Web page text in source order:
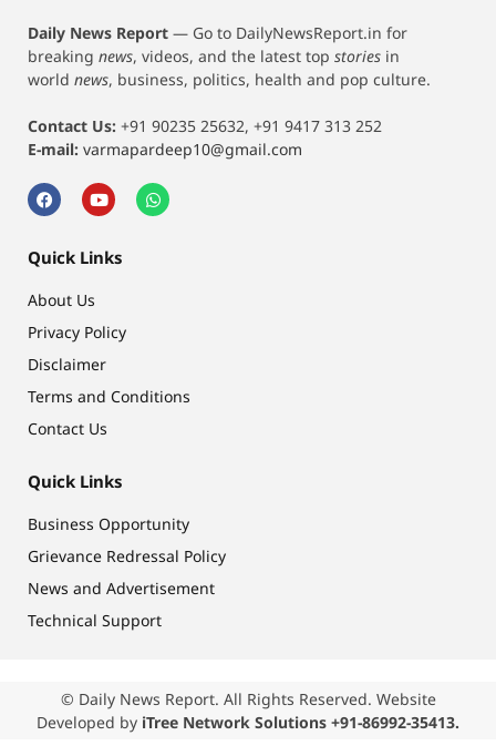
Daily News Report — Go to DailyNewsReport.in for
breaking news, videos, and the latest top stories in
world news, business, politics, health and pop culture.
Contact Us: +91 90235 25632, +91 9417 313 252
E-mail: varmapardeep10@gmail.com
Quick Links
About Us
Privacy Policy
Disclaimer
Terms and Conditions
Contact Us
Quick Links
Business Opportunity
Grievance Redressal Policy
News and Advertisement
Technical Support
© Daily News Report. All Rights Reserved. Website
Developed by iTree Network Solutions +91-86992-35413.